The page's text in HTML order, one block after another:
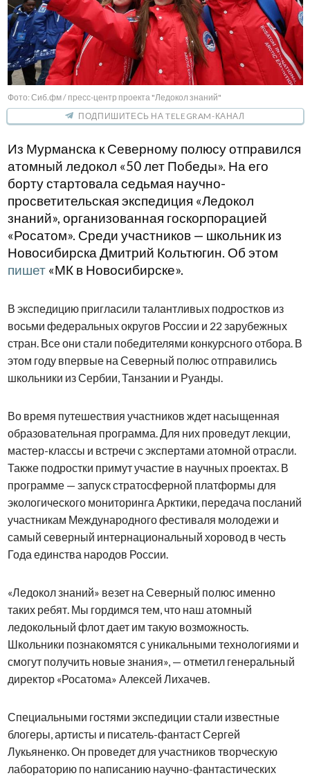
Фото: Сиб.фм / пресс-центр проекта "Ледокол знаний"
ПОДПИШИТЕСЬ НА TELEGRAM-КАНАЛ
Из Мурманска к Северному полюсу отправился
атомный ледокол «50 лет Победы». На его
борту стартовала седьмая научно-
просветительская экспедиция «Ледокол
знаний», организованная госкорпорацией
«Росатом». Среди участников — школьник из
Новосибирска Дмитрий Кольтюгин. Об этом
пишет «МК в Новосибирске».
В экспедицию пригласили талантливых подростков из
восьми федеральных округов России и 22 зарубежных
стран. Все они стали победителями конкурсного отбора. В
этом году впервые на Северный полюс отправились
школьники из Сербии, Танзании и Руанды.
Во время путешествия участников ждет насыщенная
образовательная программа. Для них проведут лекции,
мастер-классы и встречи с экспертами атомной отрасли.
Также подростки примут участие в научных проектах. В
программе — запуск стратосферной платформы для
экологического мониторинга Арктики, передача посланий
участникам Международного фестиваля молодежи и
самый северный интернациональный хоровод в честь
Года единства народов России.
«Ледокол знаний» везет на Северный полюс именно
таких ребят. Мы гордимся тем, что наш атомный
ледокольный флот дает им такую возможность.
Школьники познакомятся с уникальными технологиями и
смогут получить новые знания», — отметил генеральный
директор «Росатома» Алексей Лихачев.
Специальными гостями экспедиции стали известные
блогеры, артисты и писатель-фантаст Сергей
Лукьяненко. Он проведет для участников творческую
лабораторию по написанию научно-фантастических